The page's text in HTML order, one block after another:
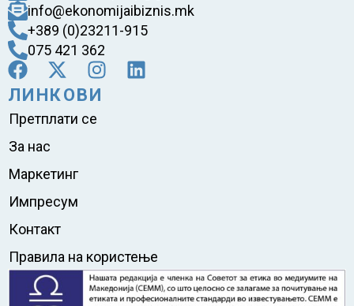
info@ekonomijaibiznis.mk
+389 (0)23211-915
075 421 362
ЛИНКОВИ
Претплати се
За нас
Маркетинг
Импресум
Контакт
Правила на користење